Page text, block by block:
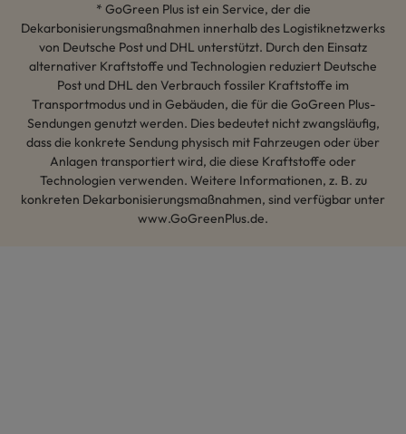
* GoGreen Plus ist ein Service, der die
Dekarbonisierungsmaßnahmen innerhalb des Logistiknetzwerks
von Deutsche Post und DHL unterstützt. Durch den Einsatz
alternativer Kraftstoffe und Technologien reduziert Deutsche
Post und DHL den Verbrauch fossiler Kraftstoffe im
Transportmodus und in Gebäuden, die für die GoGreen Plus-
Sendungen genutzt werden. Dies bedeutet nicht zwangsläufig,
dass die konkrete Sendung physisch mit Fahrzeugen oder über
Anlagen transportiert wird, die diese Kraftstoffe oder
Technologien verwenden. Weitere Informationen, z. B. zu
konkreten Dekarbonisierungsmaßnahmen, sind verfügbar unter
www.GoGreenPlus.de.